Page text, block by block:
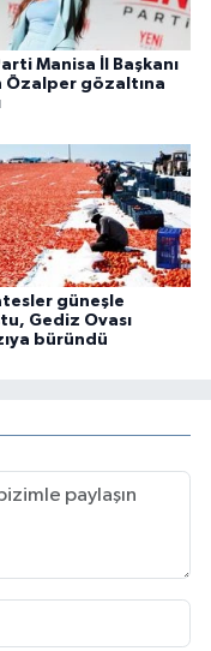
Manisa İl Başkanı
Özalper gözaltına
güneşle
Gediz Ovası
büründü